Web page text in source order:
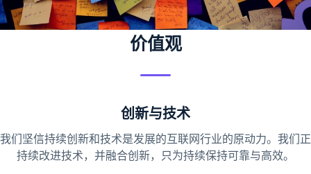
价值观
创新与技术
我们坚信持续创新和技术是发展的互联网行业的原动力。我们正
持续改进技术，并融合创新，只为持续保持可靠与高效。